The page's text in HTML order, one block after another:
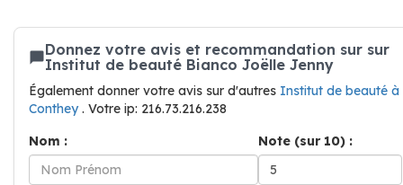
Donnez votre avis et recommandation sur sur
Institut de beauté Bianco Joëlle Jenny
Également donner votre avis sur d'autres Institut de beauté à
Conthey. Votre ip: 216.73.216.238
Nom :
Note (sur 10) :